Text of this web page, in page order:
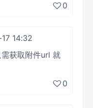
0
14:32
获取附件url 就
0